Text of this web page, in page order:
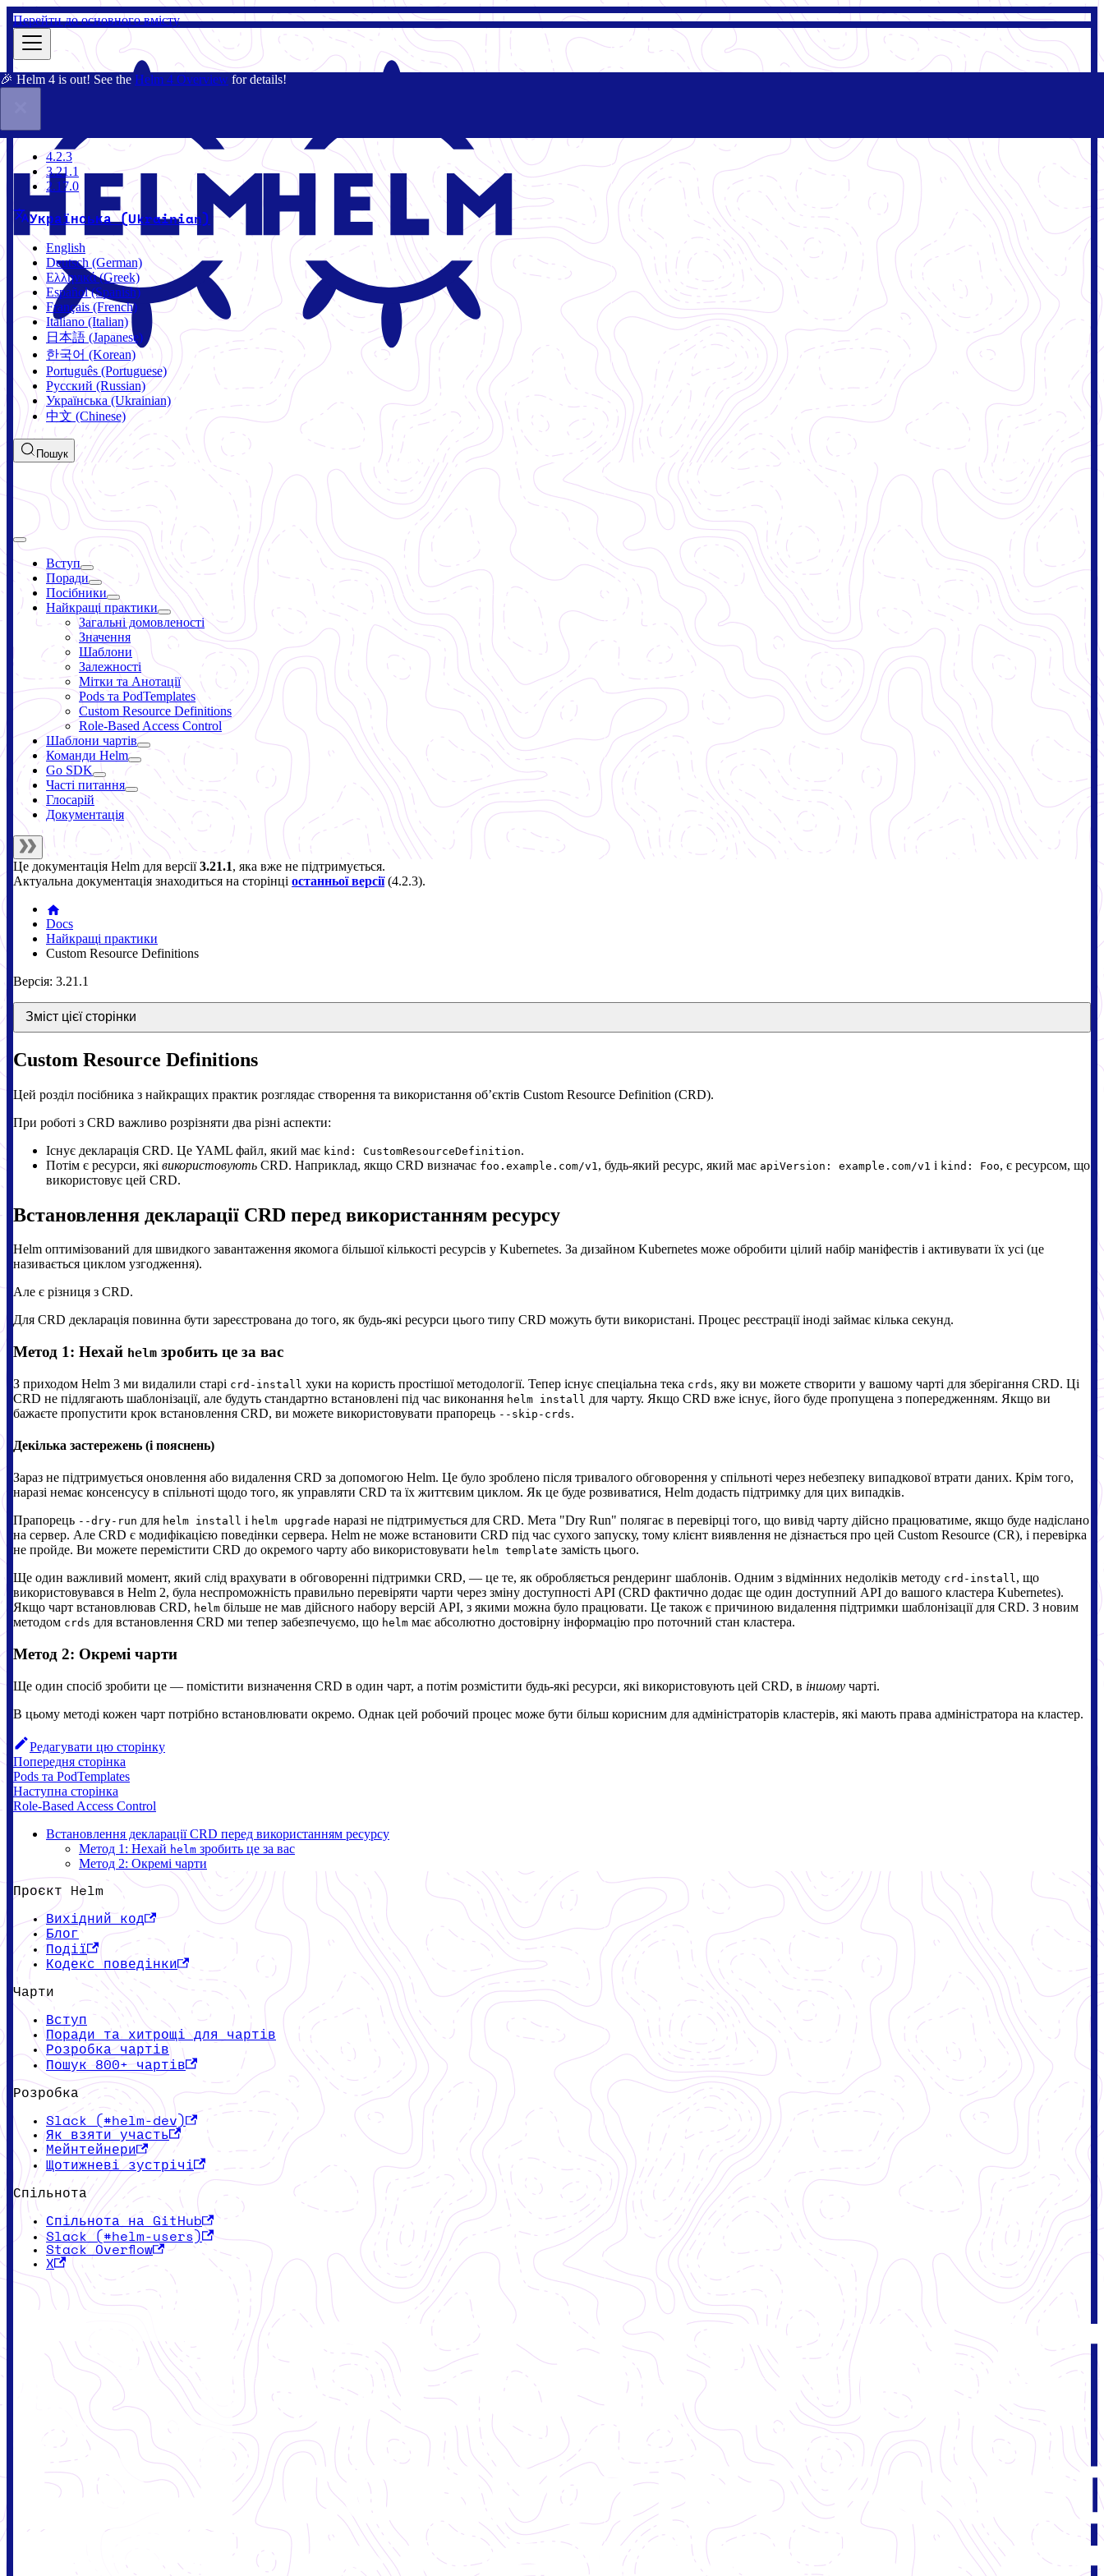
Перейти до основного вмісту
🎉 Helm 4 is out! See the Helm 4 Overview for details!
3.21.1
4.2.3
3.21.1
2.17.0
Українська (Ukrainian)
English
Deutsch (German)
Ελληνικά (Greek)
Español (Spanish)
Français (French)
Italiano (Italian)
日本語 (Japanese)
한국어 (Korean)
Português (Portuguese)
Русский (Russian)
Українська (Ukrainian)
中文 (Chinese)
Пошук
Вступ
Поради
Посібники
Найкращі практики
Загальні домовленості
Значення
Шаблони
Залежності
Мітки та Анотації
Pods та PodTemplates
Custom Resource Definitions
Role-Based Access Control
Шаблони чартів
Команди Helm
Go SDK
Часті питання
Глосарій
Документація
Це документація Helm для версії3.21.1, яка вже не підтримується.
Актуальна документація знаходиться на сторінці останньої версії(4.2.3).
Docs
Найкращі практики
Custom Resource Definitions
Версія: 3.21.1
Зміст цієї сторінки
Custom Resource Definitions
Цей розділ посібника з найкращих практик розглядає створення та використання обʼєктів Custom Resource Definition (CRD).
При роботі з CRD важливо розрізняти два різні аспекти:
Існує декларація CRD. Це YAML файл, який має kind: CustomResourceDefinition.
Потім є ресурси, які використовують CRD. Наприклад, якщо CRD визначає foo.example.com/v1 , будь-який ресурс, який має apiVersion: example.com/v1 і kind: Foo, є ресурсом, що
використовує цей CRD.
Встановлення декларації CRD перед використанням ресурсу
Helm оптимізований для швидкого завантаження якомога більшої кількості ресурсів у Kubernetes. За дизайном Kubernetes може обробити цілий набір маніфестів і активувати їх усі (це
називається циклом узгодження).
Але є різниця з CRD.
Для CRD декларація повинна бути зареєстрована до того, як будь-які ресурси цього типу CRD можуть бути використані. Процес реєстрації іноді займає кілька секунд.
Метод 1: Нехай helm зробить це за вас
З приходом Helm 3 ми видалили старі crd-install хуки на користь простішої методології. Тепер існує спеціальна тека crds, яку ви можете створити у вашому чарті для зберігання CRD. Ці
CRD не підлягають шаблонізації, але будуть стандартно встановлені під час виконання helm install для чарту. Якщо CRD вже існує, його буде пропущена з попередженням. Якщо ви
бажаєте пропустити крок встановлення CRD, ви можете використовувати прапорець --skip-crds.
Декілька застережень (і пояснень)
Зараз не підтримується оновлення або видалення CRD за допомогою Helm. Це було зроблено після тривалого обговорення у спільноті через небезпеку випадкової втрати даних. Крім того,
наразі немає консенсусу в спільноті щодо того, як управляти CRD та їх життєвим циклом. Як це буде розвиватися, Helm додасть підтримку для цих випадків.
Прапорець --dry-run для helm install і helm upgrade наразі не підтримується для CRD. Мета "Dry Run" полягає в перевірці того, що вивід чарту дійсно працюватиме, якщо буде надіслано
на сервер. Але CRD є модифікацією поведінки сервера. Helm не може встановити CRD під час сухого запуску, тому клієнт виявлення не дізнається про цей Custom Resource (CR), і перевірка
не пройде. Ви можете перемістити CRD до окремого чарту або використовувати helm template замість цього.
Ще один важливий момент, який слід врахувати в обговоренні підтримки CRD, — це те, як обробляється рендеринг шаблонів. Одним з відмінних недоліків методу crd-install, що
використовувався в Helm 2, була неспроможність правильно перевіряти чарти через зміну доступності API (CRD фактично додає ще один доступний API до вашого кластера Kubernetes).
Якщо чарт встановлював CRD, helm більше не мав дійсного набору версій API, з якими можна було працювати. Це також є причиною видалення підтримки шаблонізації для CRD. З новим
методом crds для встановлення CRD ми тепер забезпечуємо, що helm має абсолютно достовірну інформацію про поточний стан кластера.
Метод 2: Окремі чарти
Ще один спосіб зробити це — помістити визначення CRD в один чарт, а потім розмістити будь-які ресурси, які використовують цей CRD, в іншому чарті.
В цьому методі кожен чарт потрібно встановлювати окремо. Однак цей робочий процес може бути більш корисним для адміністраторів кластерів, які мають права адміністратора на кластер.
Редагувати цю сторінку
Попередня сторінка
Pods та PodTemplates
Наступна сторінка
Role-Based Access Control
Встановлення декларації CRD перед використанням ресурсу
Метод 1: Нехай helm зробить це за вас
Метод 2: Окремі чарти
Проєкт Helm
Вихідний код
Блог
Події
Кодекс поведінки
Чарти
Вступ
Поради та хитрощі для чартів
Розробка чартів
Пошук 800+ чартів
Розробка
Slack (#helm-dev)
Як взяти участь
Мейнтейнери
Щотижневі зустрічі
Спільнота
Спільнота на GitHub
Slack (#helm-users)
Stack Overflow
X